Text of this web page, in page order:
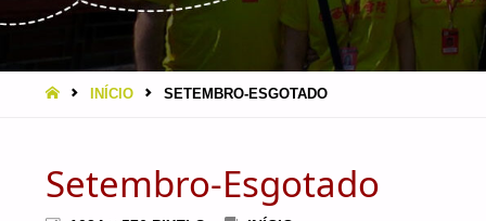
HOMEINÍCIO SETEMBRO-ESGOTADO
Setembro-Esgotado